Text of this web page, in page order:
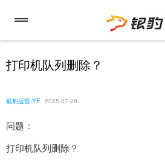
打印机队列删除？
银豹运营-YF 2025-07-28
问题：
打印机队列删除？